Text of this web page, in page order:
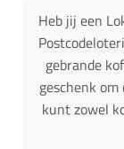
Heb jij een
gebrande
geschenk
kunt zowel